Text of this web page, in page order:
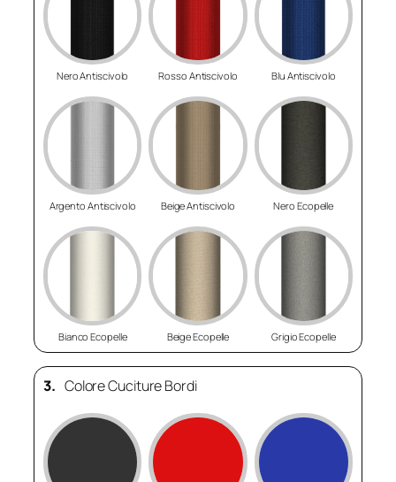
Nero Antiscivolo Rosso Antiscivolo Blu Antiscivolo
Argento Antiscivolo Beige Antiscivolo Nero Ecopelle
Bianco Ecopelle Beige Ecopelle Grigio Ecopelle
3. Colore Cuciture Bordi